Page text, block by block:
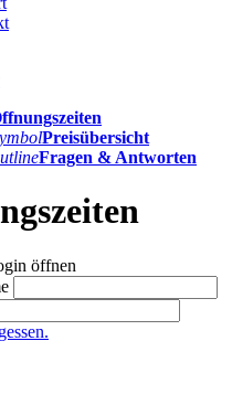
Preis­übersicht
Fragen & Antworten
öffnen